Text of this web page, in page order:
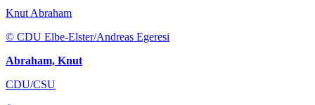
Knut Abraham
© CDU Elbe-Elster/Andreas Egeresi
Abraham, Knut
CDU/CSU